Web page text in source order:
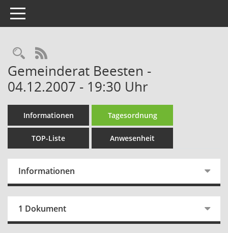
Toggle navigation
Rechercheauswahl
RSS-Feed
Gemeinderat Beesten -
04.12.2007 - 19:30 Uhr
Informationen Tagesordnung
TOP-Liste Anwesenheit
Informationen
1 Dokument